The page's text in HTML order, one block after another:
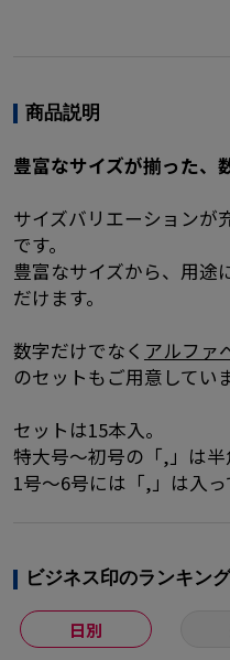
商品説明
豊富なサイズが揃った、
サイズバリエーションが
です。
豊富なサイズから、用途
だけます。
数字だけでなく アルファ
のセットもご用意していま
セットは15本入。
特大号～初号の「,」は半
1号～6号には「,」は入っ
ビジネス印のランキング
日別